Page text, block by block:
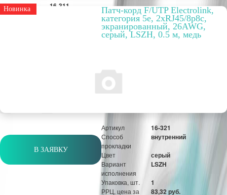
Артикул 16-311
Способ
В ЗАЯВКУ
Патч-корд F/UTP Electrolink,
категория 5е, 2xRJ45/8p8c,
экранированный, 26AWG,
серый, LSZH, 0.5 м, медь
Новинка
Артикул 16-321
Способ
прокладки
внутренний
Цвет серый
Вариант
исполнения
LSZH
Упаковка, шт. 1
РРЦ, цена за
83,32 руб.